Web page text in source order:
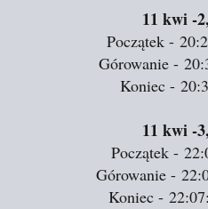
11 kwi -
Początek -
Górowanie -
Koniec -
11 kwi -
Początek -
Górowanie -
Koniec -